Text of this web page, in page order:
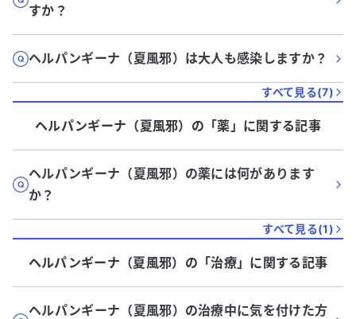
すか？
ヘルパンギーナ（夏風邪）は大人も感染しますか？
すべて見る(7)
ヘルパンギーナ（夏風邪） の「薬 」に関する記事
ヘルパンギーナ（夏風邪）の薬には何があります
か？
すべて見る(1)
ヘルパンギーナ（夏風邪） の「治療」に関する記事
ヘルパンギーナ（夏風邪）の治療中に気を付けた方